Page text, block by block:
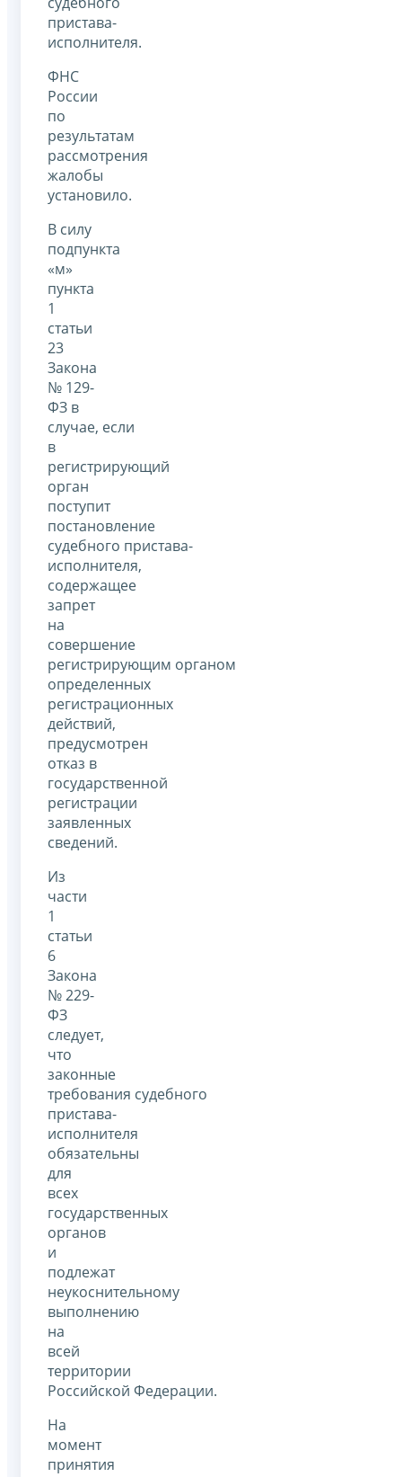
пристава-
исполнителя.
ФНС
России
по
результатам
рассмотрения
жалобы
установило.
В силу
подпункта
«м»
пункта
1
статьи
23
Закона
№ 129-
ФЗ в
случае, если
в
регистрирующий
орган
поступит
постановление
судебного пристава-
исполнителя,
содержащее
запрет
на
совершение
регистрирующим органом
определенных
регистрационных
действий,
предусмотрен
отказ в
государственной
регистрации
заявленных
сведений.
Из
части
1
статьи
6
Закона
№ 229-
ФЗ
следует,
что
законные
требования судебного
пристава-
исполнителя
обязательны
для
всех
государственных
органов
и
подлежат
неукоснительному
выполнению
на
всей
территории
Российской Федерации.
На
момент
принятия